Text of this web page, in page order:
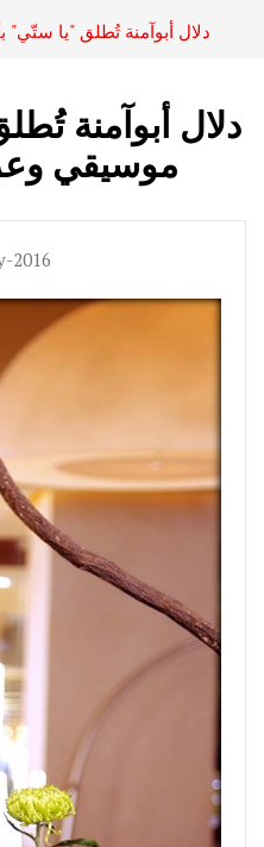
دلال أبوآمنة تُطلق "يا
دلال أبوآمنة
موسيقي
2016